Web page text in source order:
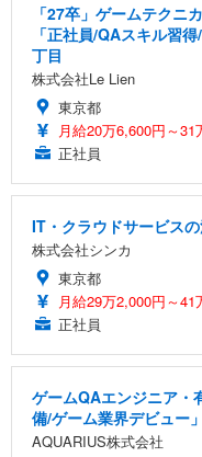
「27卒」ゲームテクニ
「正社員/QAスキル習
丁目
株式会社Le Lien
東京都
月給20万6,600円～31
正社員
IT・クラウドサービス
株式会社シンカ
東京都
月給29万2,000円～41
正社員
ゲームQAエンジニア・
備/ゲーム業界デビュー
AQUARIUS株式会社